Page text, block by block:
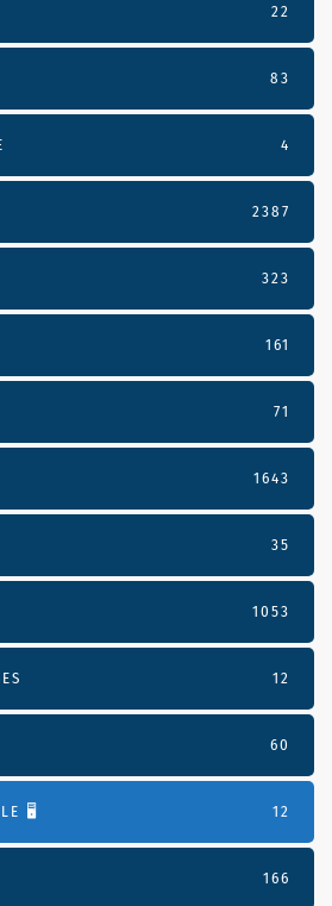
22
83
4
2387
323
161
71
1643
35
1053
12
60
🖥️ 12
166